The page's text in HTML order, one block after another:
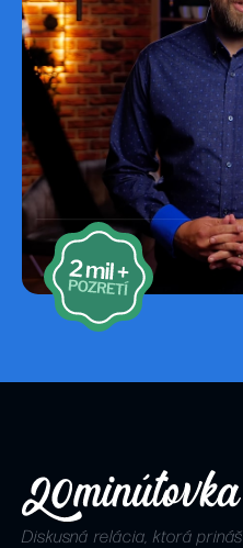
Diskusná relácia, ktorá